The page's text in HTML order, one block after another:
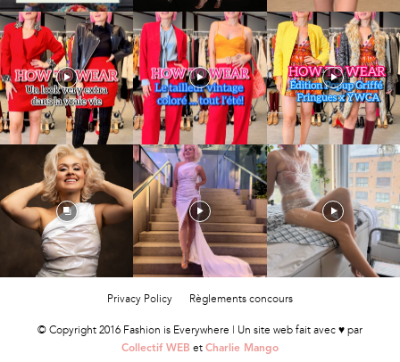
Privacy Policy Règlements concours
© Copyright 2016 Fashion is Everywhere | Un site web fait avec ♥ par
Collectif WEB et Charlie Mango